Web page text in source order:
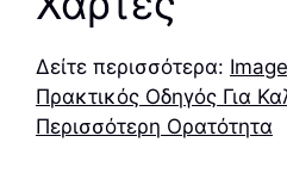
Δείτε περισσότερα:
Πρακτικός Οδηγός Για
Περισσότερη Ορατότητα